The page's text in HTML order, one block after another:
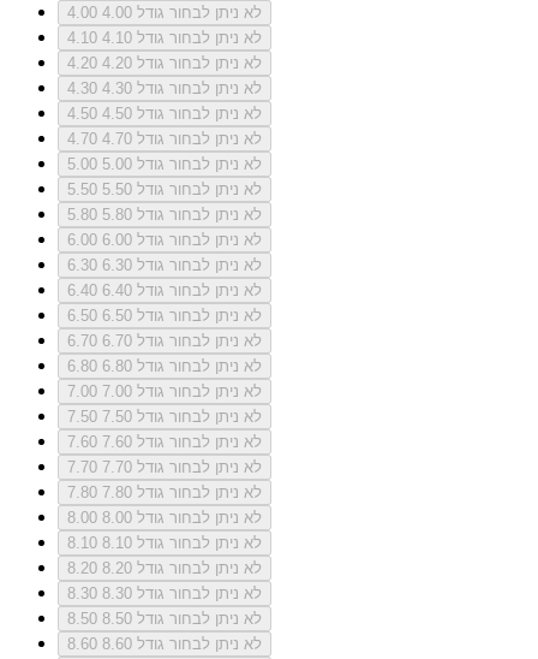
4.00
לא ניתן לבחור גודל 4.00
4.10
לא ניתן לבחור גודל 4.10
4.20
לא ניתן לבחור גודל 4.20
4.30
לא ניתן לבחור גודל 4.30
4.50
לא ניתן לבחור גודל 4.50
4.70
לא ניתן לבחור גודל 4.70
5.00
לא ניתן לבחור גודל 5.00
5.50
לא ניתן לבחור גודל 5.50
5.80
לא ניתן לבחור גודל 5.80
6.00
לא ניתן לבחור גודל 6.00
6.30
לא ניתן לבחור גודל 6.30
6.40
לא ניתן לבחור גודל 6.40
6.50
לא ניתן לבחור גודל 6.50
6.70
לא ניתן לבחור גודל 6.70
6.80
לא ניתן לבחור גודל 6.80
7.00
לא ניתן לבחור גודל 7.00
7.50
לא ניתן לבחור גודל 7.50
7.60
לא ניתן לבחור גודל 7.60
7.70
לא ניתן לבחור גודל 7.70
7.80
לא ניתן לבחור גודל 7.80
8.00
לא ניתן לבחור גודל 8.00
8.10
לא ניתן לבחור גודל 8.10
8.20
לא ניתן לבחור גודל 8.20
8.30
לא ניתן לבחור גודל 8.30
8.50
לא ניתן לבחור גודל 8.50
8.60
לא ניתן לבחור גודל 8.60